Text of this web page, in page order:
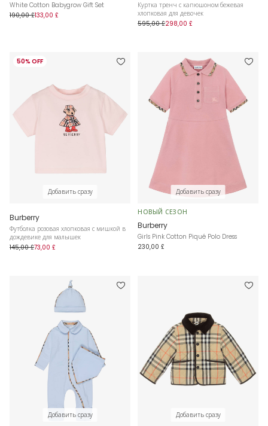
White Cotton Babygrow Gift Set
190,00 £133,00 £
Куртка тренч с капюшоном бежевая
хлопковая для девочек
595,00 £298,00 £
50% OFF
Добавить сразу
Burberry
Футболка розовая хлопковая с мишкой в
дождевике для малышек
145,00 £73,00 £
Добавить сразу
НОВЫЙ СЕЗОН
Burberry
Girls Pink Cotton Piqué Polo Dress
230,00 £
Добавить сразу Добавить сразу